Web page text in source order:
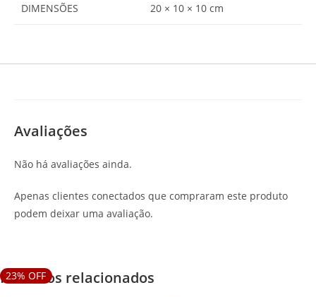
DIMENSÕES 20 × 10 × 10 cm
Avaliações
Não há avaliações ainda.
Apenas clientes conectados que compraram este produto
podem deixar uma avaliação.
Produtos relacionados
23% OFF